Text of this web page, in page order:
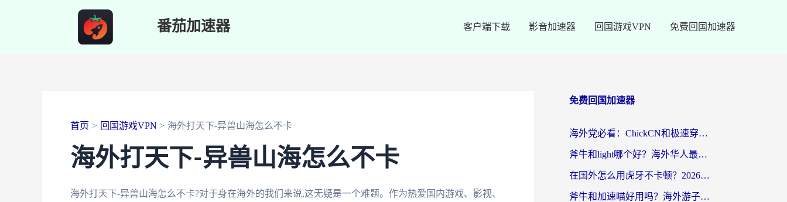
番茄加速器 客户端下载 影音加速器 回国游戏VPN 免费回国加速器
首页 回国游戏VPN 海外打天下-异兽山海怎么不卡
海外打天下-异兽山海怎么不卡
海外打天下-异兽山海怎么不卡?对于身在海外的我们来说,这无疑是一个难题。作为热爱国内游戏、影视、
免费回国加速器
海外党必看：ChickCN和极速穿梭VPN好用吗？3招教你选对回国加速器无缝刷国内资源
斧牛和light哪个好？海外华人最关心的回国加速器选择难题，一篇讲透
在国外怎么用虎牙不卡顿？2026海外华人亲测有效的回国加速器选择指南
斧牛和加速喵好用吗？海外游子的真实选择困境